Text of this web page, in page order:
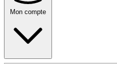
Mon compte